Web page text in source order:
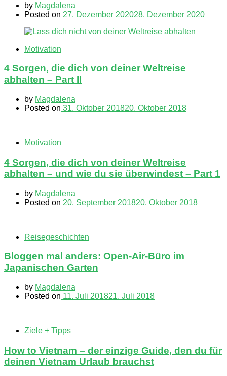
by Magdalena
Posted on 27. Dezember 202028. Dezember 2020
Motivation
4 Sorgen, die dich von deiner Weltreise
abhalten – Part II
by Magdalena
Posted on 31. Oktober 201820. Oktober 2018
Motivation
4 Sorgen, die dich von deiner Weltreise
abhalten – und wie du sie überwindest – Part 1
by Magdalena
Posted on 20. September 201820. Oktober 2018
Reisegeschichten
Bloggen mal anders: Open-Air-Büro im
Japanischen Garten
by Magdalena
Posted on 11. Juli 201821. Juli 2018
Ziele + Tipps
How to Vietnam – der einzige Guide, den du für
deinen Vietnam Urlaub brauchst